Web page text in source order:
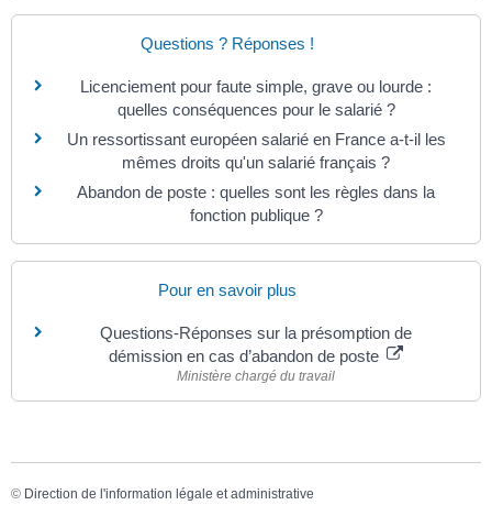
Questions ? Réponses !
Licenciement pour faute simple, grave ou lourde :
quelles conséquences pour le salarié ?
Un ressortissant européen salarié en France a-t-il les
mêmes droits qu'un salarié français ?
Abandon de poste : quelles sont les règles dans la
fonction publique ?
Pour en savoir plus
Questions-Réponses sur la présomption de
démission en cas d’abandon de poste
Ministère chargé du travail
© Direction de l'information légale et administrative